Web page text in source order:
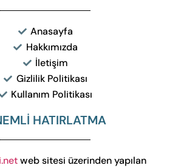
Anasayfa
Hakkımızda
İletişim
Gizlilik Politikası
Kullanım Politikası
HATIRLATMA
web sitesi üzerinden yapılan